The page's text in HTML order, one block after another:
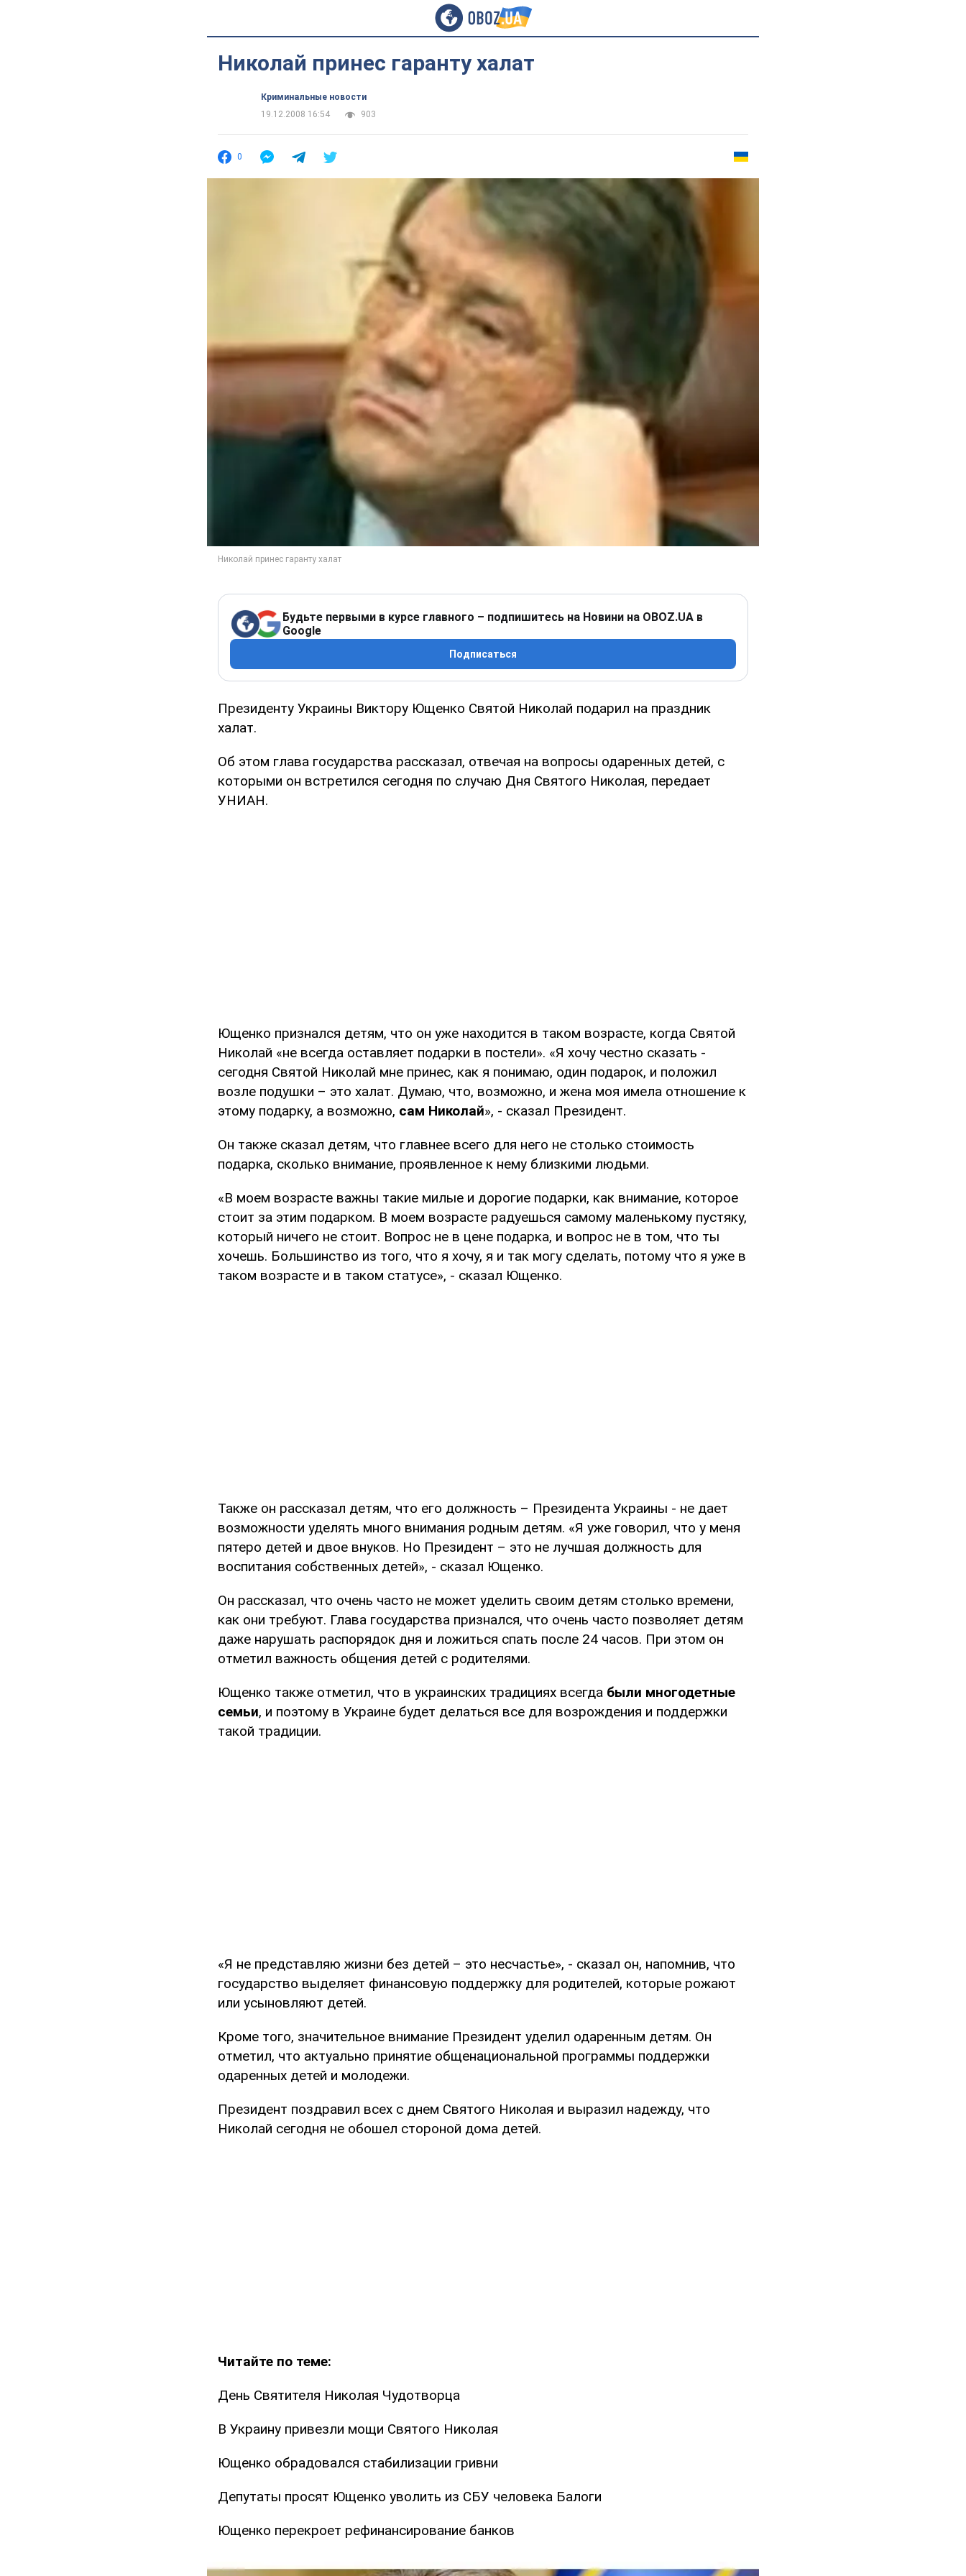
Николай принес гаранту халат
Криминальные новости
19.12.2008 16:54
903
0
Будьте первыми в курсе главного – подпишитесь на Новини на OBOZ.UA в
Google
Подписаться
Президенту Украины Виктору Ющенко Святой Николай подарил на праздник
халат.
Об этом глава государства рассказал, отвечая на вопросы одаренных детей, с
которыми он встретился сегодня по случаю Дня Святого Николая, передает
УНИАН.
Ющенко признался детям, что он уже находится в таком возрасте, когда Святой
Николай «не всегда оставляет подарки в постели». «Я хочу честно сказать -
сегодня Святой Николай мне принес, как я понимаю, один подарок, и положил
возле подушки – это халат. Думаю, что, возможно, и жена моя имела отношение к
этому подарку, а возможно, сам Николай», - сказал Президент.
Он также сказал детям, что главнее всего для него не столько стоимость
подарка, сколько внимание, проявленное к нему близкими людьми.
«В моем возрасте важны такие милые и дорогие подарки, как внимание, которое
стоит за этим подарком. В моем возрасте радуешься самому маленькому пустяку,
который ничего не стоит. Вопрос не в цене подарка, и вопрос не в том, что ты
хочешь. Большинство из того, что я хочу, я и так могу сделать, потому что я уже в
таком возрасте и в таком статусе», - сказал Ющенко.
Также он рассказал детям, что его должность – Президента Украины - не дает
возможности уделять много внимания родным детям. «Я уже говорил, что у меня
пятеро детей и двое внуков. Но Президент – это не лучшая должность для
воспитания собственных детей», - сказал Ющенко.
Он рассказал, что очень часто не может уделить своим детям столько времени,
как они требуют. Глава государства признался, что очень часто позволяет детям
даже нарушать распорядок дня и ложиться спать после 24 часов. При этом он
отметил важность общения детей с родителями.
Ющенко также отметил, что в украинских традициях всегда были многодетные
семьи, и поэтому в Украине будет делаться все для возрождения и поддержки
такой традиции.
«Я не представляю жизни без детей – это несчастье», - сказал он, напомнив, что
государство выделяет финансовую поддержку для родителей, которые рожают
или усыновляют детей.
Кроме того, значительное внимание Президент уделил одаренным детям. Он
отметил, что актуально принятие общенациональной программы поддержки
одаренных детей и молодежи.
Президент поздравил всех с днем Святого Николая и выразил надежду, что
Николай сегодня не обошел стороной дома детей.
Читайте по теме:
День Святителя Николая Чудотворца
В Украину привезли мощи Святого Николая
Ющенко обрадовался стабилизации гривни
Депутаты просят Ющенко уволить из СБУ человека Балоги
Ющенко перекроет рефинансирование банков